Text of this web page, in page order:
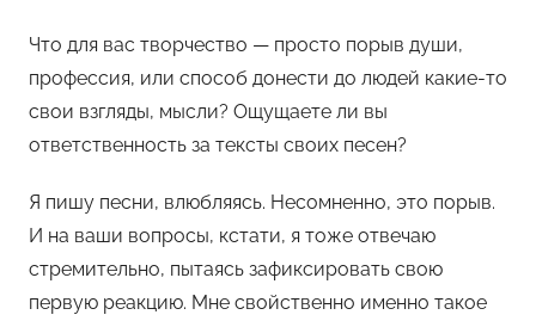
Что для вас творчество — просто порыв души,
профессия, или способ донести до людей какие-то
свои взгляды, мысли? Ощущаете ли вы
ответственность за тексты своих песен?
Я пишу песни, влюбляясь. Несомненно, это порыв.
И на ваши вопросы, кстати, я тоже отвечаю
стремительно, пытаясь зафиксировать свою
первую реакцию. Мне свойственно именно такое